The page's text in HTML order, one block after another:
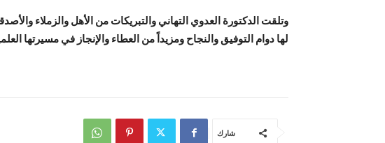
وتلقت الدكتورة العدوي التهاني والتبريكات من الأهل والزملاء
لها دوام التوفيق والنجاح ومزيداً من العطاء والإنجاز في مسيرتها
شارك